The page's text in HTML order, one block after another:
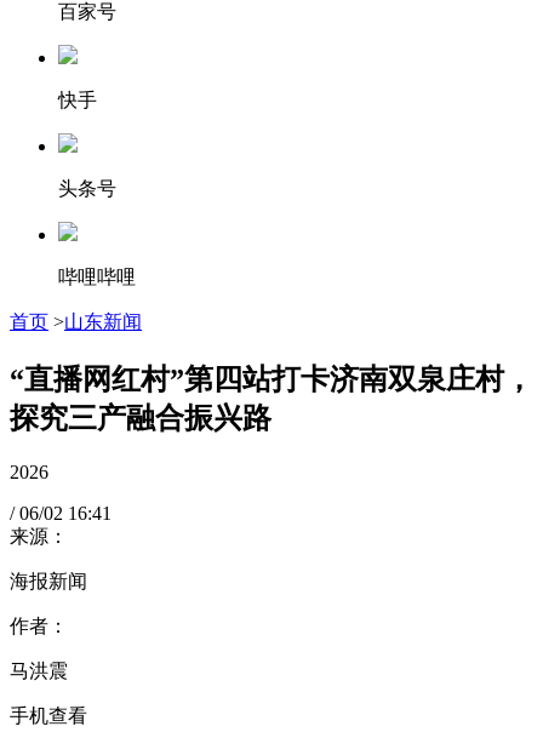
百家号
快手
头条号
哔哩哔哩
首页 >山东新闻
“直播网红村”第四站打卡济南双泉庄村，
探究三产融合振兴路
2026
/ 06/02 16:41
来源：
海报新闻
作者：
马洪震
手机查看